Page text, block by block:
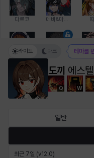
다르코
레온
바바라 버니스 블
도끼 에스텔
Q W
라이트 다크 테마를
일반
최근 7일 (v12.0)